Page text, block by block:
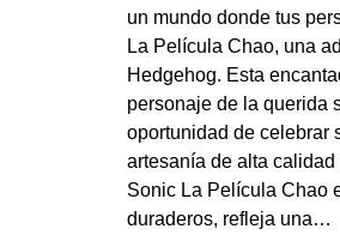
un mundo donde tus
La Película Chao, una
Hedgehog. Esta
personaje de la querida
oportunidad de celebrar
artesanía de alta
Sonic La Película Chao
duraderos, refleja una…